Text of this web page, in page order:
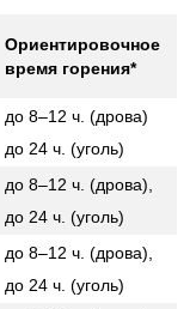
Ориентировочное
время горения*
до 8–12 ч. (дрова)
до 24 ч. (уголь)
до 8–12 ч. (дрова),
до 24 ч. (уголь)
до 8–12 ч. (дрова),
до 24 ч. (уголь)